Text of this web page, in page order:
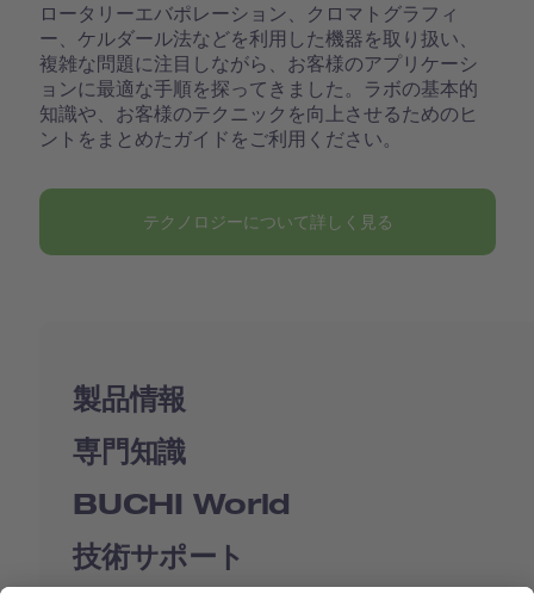
ロータリーエバポレーション、クロマトグラフィ
ー、ケルダール法などを利用した機器を取り扱い、
複雑な問題に注目しながら、お客様のアプリケーシ
ョンに最適な手順を探ってきました。ラボの基本的
知識や、お客様のテクニックを向上させるためのヒ
ントをまとめたガイドをご利用ください。
テクノロジーについて詳しく見る
製品情報
専門知識
BUCHI World
技術サポート